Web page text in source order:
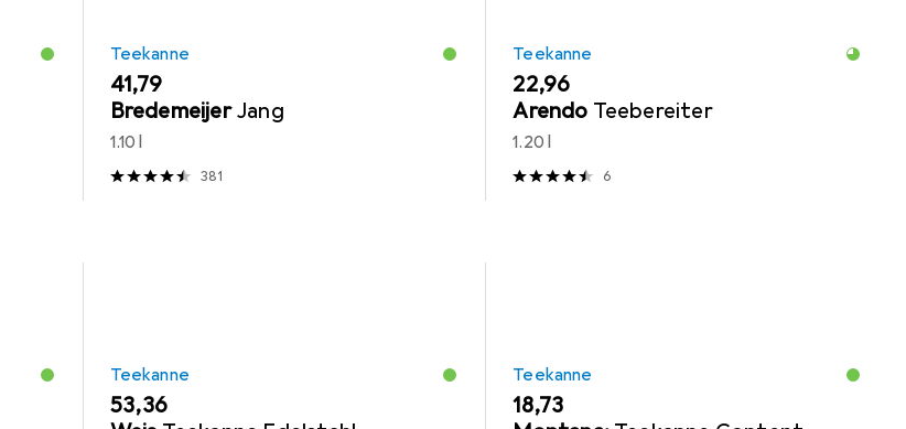
Teekanne
EUR
41,79
Bredemeijer Jang
1.10 l
381
Teekanne
EUR
22,96
Arendo Teebereiter
1.20 l
6
Teekanne
EUR
53,36
Teekanne
EUR
18,73